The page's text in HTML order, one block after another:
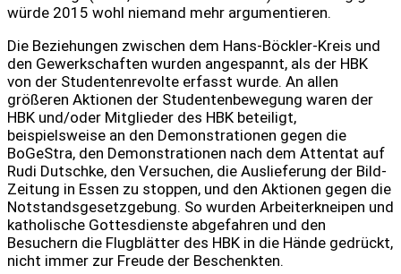
würde 2015 wohl niemand mehr argumentieren.
Die Beziehungen zwischen dem Hans-Böckler-Kreis und
den Gewerkschaften wurden angespannt, als der HBK
von der Studentenrevolte erfasst wurde. An allen
größeren Aktionen der Studentenbewegung waren der
HBK und/oder Mitglieder des HBK beteiligt,
beispielsweise an den Demonstrationen gegen die
BoGeStra, den Demonstrationen nach dem Attentat auf
Rudi Dutschke, den Versuchen, die Auslieferung der Bild-
Zeitung in Essen zu stoppen, und den Aktionen gegen die
Notstandsgesetzgebung. So wurden Arbeiterkneipen und
katholische Gottesdienste abgefahren und den
Besuchern die Flugblätter des HBK in die Hände gedrückt,
nicht immer zur Freude der Beschenkten.